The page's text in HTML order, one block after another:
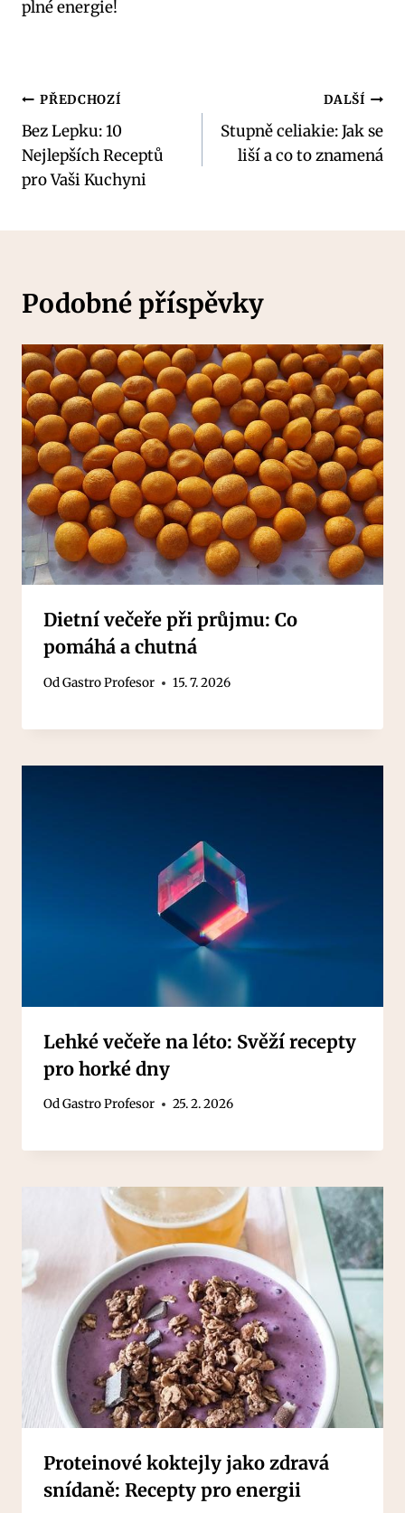
plné energie!
Navigace
pro
příspěvek
PŘEDCHOZÍ
Bez Lepku: 10
Nejlepších Receptů
pro Vaši Kuchyni
DALŠÍ
Stupně celiakie: Jak se
liší a co to znamená
Podobné příspěvky
Dietní večeře při průjmu: Co
pomáhá a chutná
OdGastro Profesor 15. 7. 2026
Lehké večeře na léto: Svěží recepty
pro horké dny
OdGastro Profesor 25. 2. 2026
Proteinové koktejly jako zdravá
snídaně: Recepty pro energii